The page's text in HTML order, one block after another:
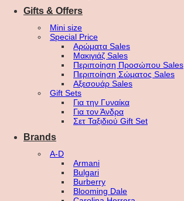
Gifts & Offers
Mini size
Special Price
Αρώματα Sales
Μακιγιάζ Sales
Περιποίηση Προσώπου Sales
Περιποίηση Σώματος Sales
Αξεσουάρ Sales
Gift Sets
Για την Γυναίκα
Για τον Άνδρα
Σετ Ταξιδιού Gift Set
Brands
A-D
Armani
Bulgari
Burberry
Blooming Dale